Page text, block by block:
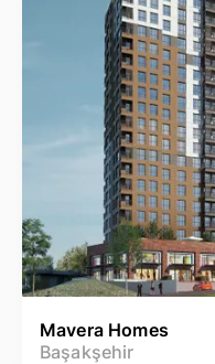
Mavera Homes
Başakşehir